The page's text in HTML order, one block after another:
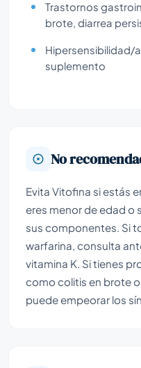
Trastornos
brote, diarrea
Hipersensibilidad/
suplemento
No
Evita Vitofina si estás
eres menor de edad o
sus componentes. Si
warfarina, consulta
vitamina K. Si tienes
como colitis en brote
puede empeorar los